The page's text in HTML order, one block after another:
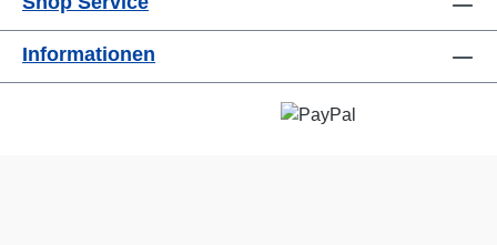
Informationen